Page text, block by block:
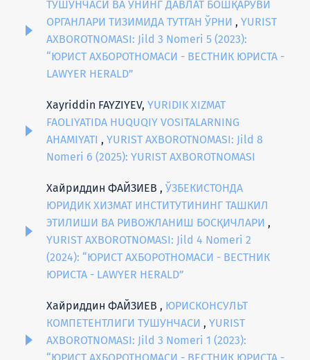
ТУШУНЧАСИ ВА УНИНГ ДАВЛАТ БОШҚАРУВИ
ОРГАНЛАРИ ТИЗИМИДА ТУТГАН ЎРНИ , YURIST
AXBOROTNOMASI: Jild 3 Nomeri 5 (2023):
“ЮРИСТ АХБОРОТНОМАСИ - ВЕСТНИК ЮРИСТА -
LAWYER HERALD”
Xayriddin FAYZIYEV, YURIDIK XIZMAT
FAOLIYATIDA HUQUQIY VOSITALARNING
AHAMIYATI , YURIST AXBOROTNOMASI: Jild 8
Nomeri 6 (2025): YURIST AXBOROTNOMASI
Хайриддин ФАЙЗИЕВ , ЎЗБЕКИСТОНДА
ЮРИДИК ХИЗМАТ ИНСТИТУТИНИНГ ТАШКИЛ
ЭТИЛИШИ ВА РИВОЖЛАНИШ БОСҚИЧЛАРИ ,
YURIST AXBOROTNOMASI: Jild 4 Nomeri 2
(2024): “ЮРИСТ АХБОРОТНОМАСИ - ВЕСТНИК
ЮРИСТА - LAWYER HERALD”
Хайриддин ФАЙЗИЕВ , ЮРИСКОНСУЛЬТ
КОМПЕТЕНТЛИГИ ТУШУНЧАСИ , YURIST
AXBOROTNOMASI: Jild 3 Nomeri 1 (2023):
“ЮРИСТ АХБОРОТНОМАСИ - ВЕСТНИК ЮРИСТА -